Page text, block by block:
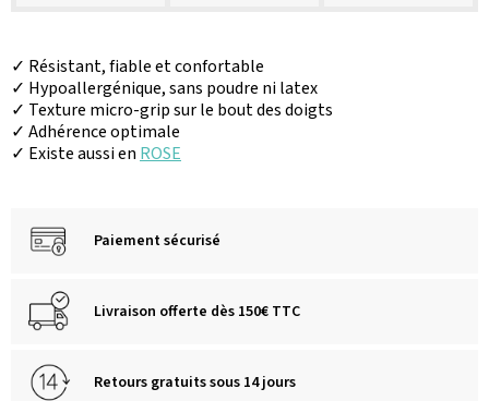
✓ Résistant, fiable et confortable
✓ Hypoallergénique, sans poudre ni latex
✓ Texture micro-grip sur le bout des doigts
✓ Adhérence optimale
✓ Existe aussi en ROSE
Paiement sécurisé
Livraison offerte dès 150€ TTC
Retours gratuits sous 14 jours